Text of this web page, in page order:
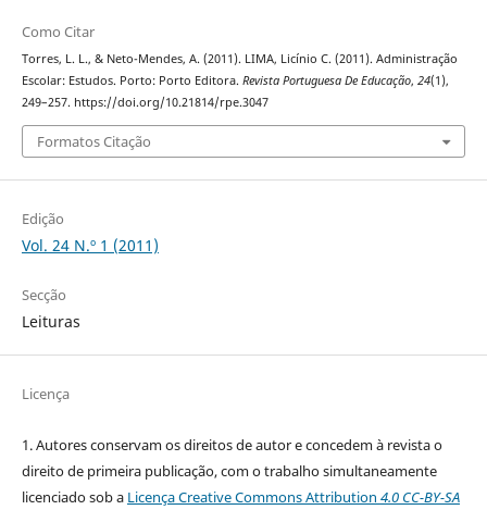
Como Citar
Torres, L. L., & Neto-Mendes, A. (2011). LIMA, Licínio C. (2011). Administração
Escolar: Estudos. Porto: Porto Editora. Revista Portuguesa De Educação, 24(1),
249–257. https://doi.org/10.21814/rpe.3047
Formatos Citação
Edição
Vol. 24 N.º 1 (2011)
Secção
Leituras
Licença
1. Autores conservam os direitos de autor e concedem à revista o
direito de primeira publicação, com o trabalho simultaneamente
licenciado sob a Licença Creative Commons Attribution 4.0 CC-BY-SA